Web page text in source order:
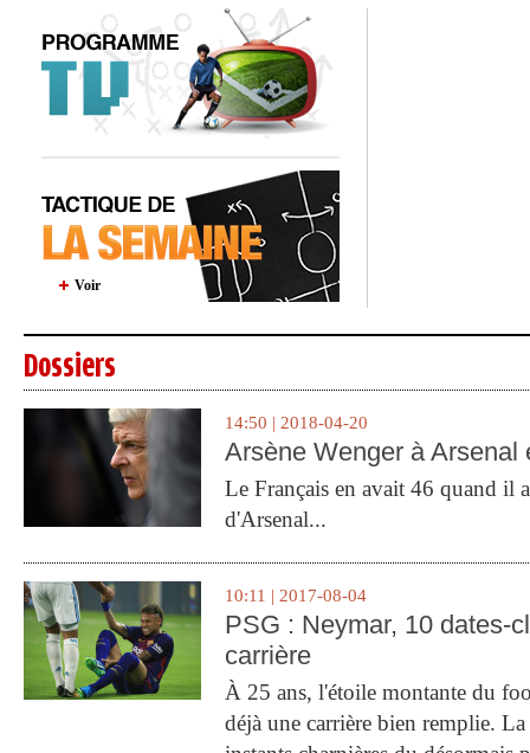
Voir
Dossiers
14:50 | 2018-04-20
Arsène Wenger à Arsenal
Le Français en avait 46 quand il
d'Arsenal...
10:11 | 2017-08-04
PSG : Neymar, 10 dates-
carrière
À 25 ans, l'étoile montante du
déjà une carrière bien remplie.